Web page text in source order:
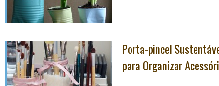
Porta-pincel
para Organizar